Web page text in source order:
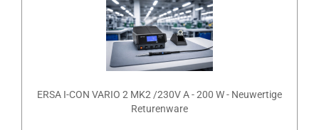
ERSA I-CON VARIO 2 MK2 /230V A - 200 W - Neuwertige
Returenware